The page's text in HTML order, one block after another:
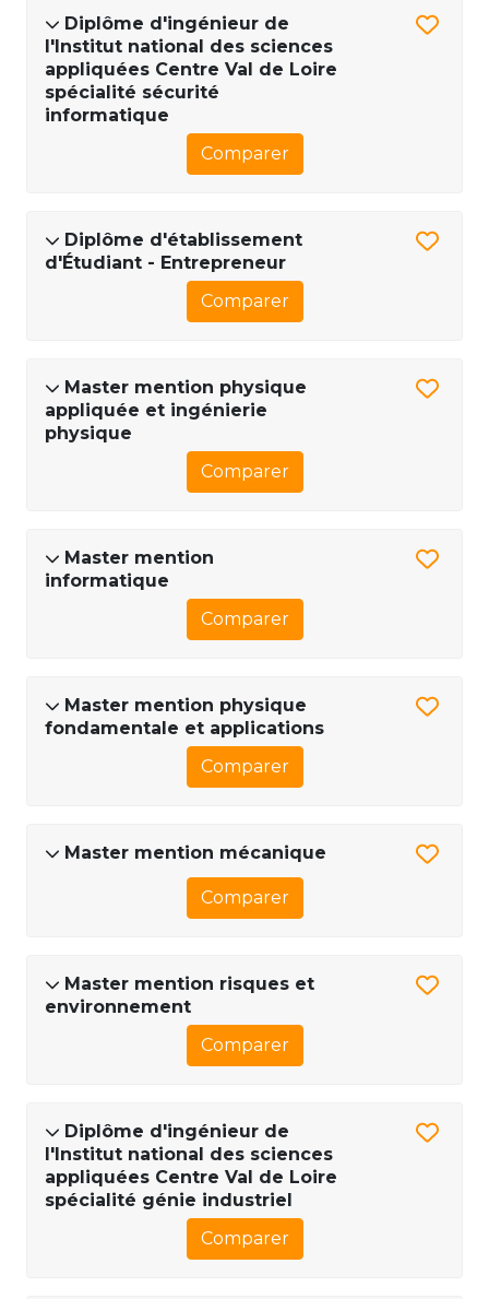
Diplôme d'ingénieur de
l'Institut national des sciences
appliquées Centre Val de Loire
spécialité sécurité
informatique
Comparer
Diplôme d'établissement
d'Étudiant - Entrepreneur
Comparer
Master mention physique
appliquée et ingénierie
physique
Comparer
Master mention
informatique
Comparer
Master mention physique
fondamentale et applications
Comparer
Master mention mécanique
Comparer
Master mention risques et
environnement
Comparer
Diplôme d'ingénieur de
l'Institut national des sciences
appliquées Centre Val de Loire
spécialité génie industriel
Comparer